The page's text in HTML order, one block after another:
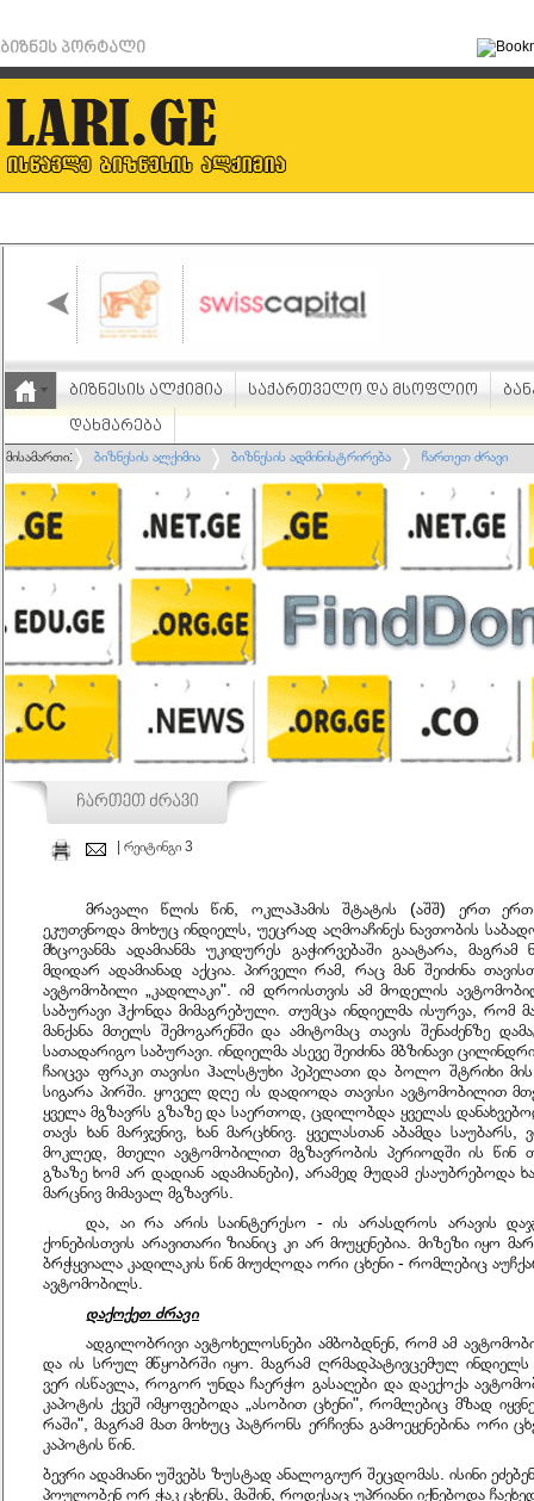
ბიზნეს პორტალი
ბიზნესის ალქიმია საქართველო და მსოფლიო
დახმარება
მისამართი: ბიზნესის ალქიმია ბიზნესის ადმინისტრირება ჩართეთ ძრავი
| რეიტინგი 3
მრავალი წლის წინ, ოკლაჰამის შტატის (აშშ) ერთ ერთ
ეკუთვნოდა მოხუც ინდიელს, უეცრად აღმოაჩინეს ნავთობის
მხცოვანმა ადამიანმა უკიდურეს გაჭირვებაში გაატარა,
მდიდარ ადამიანად აქცია. პირველი რამ, რაც მან შეიძინა
ავტომობილი „კადილაკი". იმ დროისთვის ამ მოდელის
საბურავი ჰქონდა მიმაგრებული. თუმცა ინდიელმა ისურვა, რომ
მანქანა მთელს შემოგარენში და ამიტომაც თავის შენაძენზე
სათადარიგო საბურავი. ინდიელმა ასევე შეიძინა მბზინავი
ჩაიცვა ფრაკი თავისი ჰალსტუხი პეპელათი და ბოლო შტრიხი
სიგარა პირში. ყოველ დღე ის დადიოდა თავისი ავტომობილით
ყველა მგზავრს გზაზე და საერთოდ, ცდილობდა ყველას
თავს ხან მარჯვნივ, ხან მარცხნივ. ყველასთან აბამდა
მოკლედ, მთელი ავტომობილით მგზავრობის პერიოდში ის წინ
გზაზე ხომ არ დადიან ადამიანები), არამედ მუდამ ესაუბრებოდა
მარცნივ მიმავალ მგზავრს.
და, აი რა არის საინტერესო - ის არასდროს არავის
ქონებისთვის არავითარი ზიანიც კი არ მიუყენებია. მიზეზი იყო
ბრჭყვიალა კადილაკის წინ მიუძღოდა ორი ცხენი - რომლებიც
ავტომობილს.
დაქოქეთ ძრავი
ადგილობრივი ავტოხელოსნები ამბობდნენ, რომ ამ
და ის სრულ მწყობრში იყო. მაგრამ ღრმადპატივცემულ
ვერ ისწავლა, როგორ უნდა ჩაერჭო გასაღები და დაექოქა
კაპოტის ქვეშ იმყოფებოდა „ასობით ცხენი", რომლებიც მზად
რაში", მაგრამ მათ მოხუც პატრონს ერჩივნა გამოეყენებინა ორი
კაპოტის წინ.
ბევრი ადამიანი უშვებს ზუსტად ანალოგიურ შეცდომას. ისინი
პოულობენ ორ ჭაკ ცხენს, მაშინ, როდესაც უპრიანი იქნებოდა